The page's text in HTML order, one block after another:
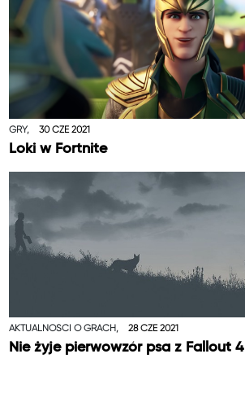
GRY, 30 CZE 2021
Loki w Fortnite
AKTUALNOŚCI O GRACH, 28 CZE 2021
Nie żyje pierwowzór psa z Fallout 4